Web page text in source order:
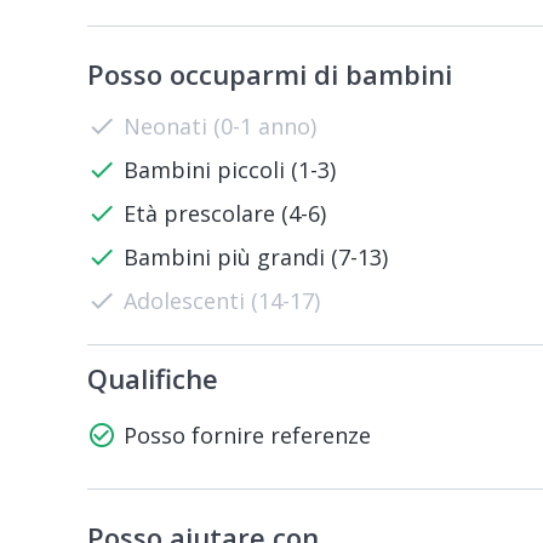
Posso occuparmi di bambini
check Neonati (0-1 anno)
check Bambini piccoli (1-3)
check Età prescolare (4-6)
check Bambini più grandi (7-13)
check Adolescenti (14-17)
Qualifiche
check_circle_outline Posso fornire referenze